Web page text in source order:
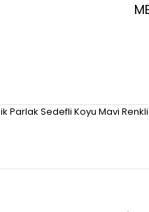
Parlak Sedefli Koyu Mavi